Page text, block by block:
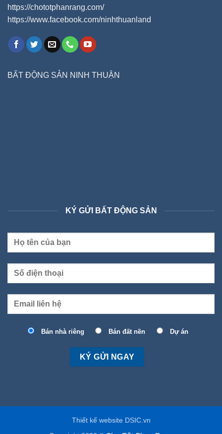
https://chototphanrang.com/
https://www.facebook.com/ninhthuanland
BẤT ĐỘNG SẢN NINH THUẬN
KÝ GỬI BẤT ĐỘNG SẢN
Bán nhà riêng Bán đất nền Dự án
Thiết kế website DSIC.vn